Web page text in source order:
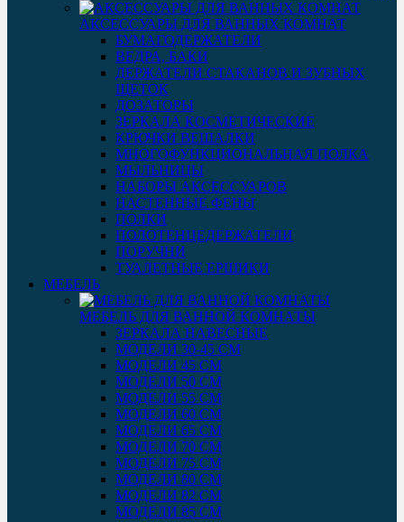
АКСЕССУАРЫ ДЛЯ ВАННЫХ КОМНАТ
БУМАГОДЕРЖАТЕЛИ
ВЕДРА, БАКИ
ДЕРЖАТЕЛИ СТАКАНОВ И ЗУБНЫХ
ЩЕТОК
ДОЗАТОРЫ
ЗЕРКАЛА КОСМЕТИЧЕСКИЕ
КРЮЧКИ ВЕШАЛКИ
МНОГОФУНКЦИОНАЛЬНАЯ ПОЛКА
МЫЛЬНИЦЫ
НАБОРЫ АКСЕССУАРОВ
НАСТЕННЫЕ ФЕНЫ
ПОЛКИ
ПОЛОТЕНЦЕДЕРЖАТЕЛИ
ПОРУЧНИ
ТУАЛЕТНЫЕ ЕРШИКИ
МЕБЕЛЬ
МЕБЕЛЬ ДЛЯ ВАННОЙ КОМНАТЫ
ЗЕРКАЛА НАВЕСНЫЕ
МОДЕЛИ 30-45 СМ
МОДЕЛИ 45 СМ
МОДЕЛИ 50 СМ
МОДЕЛИ 55 СМ
МОДЕЛИ 60 СМ
МОДЕЛИ 65 СМ
МОДЕЛИ 70 СМ
МОДЕЛИ 75 СМ
МОДЕЛИ 80 СМ
МОДЕЛИ 82 СМ
МОДЕЛИ 85 СМ